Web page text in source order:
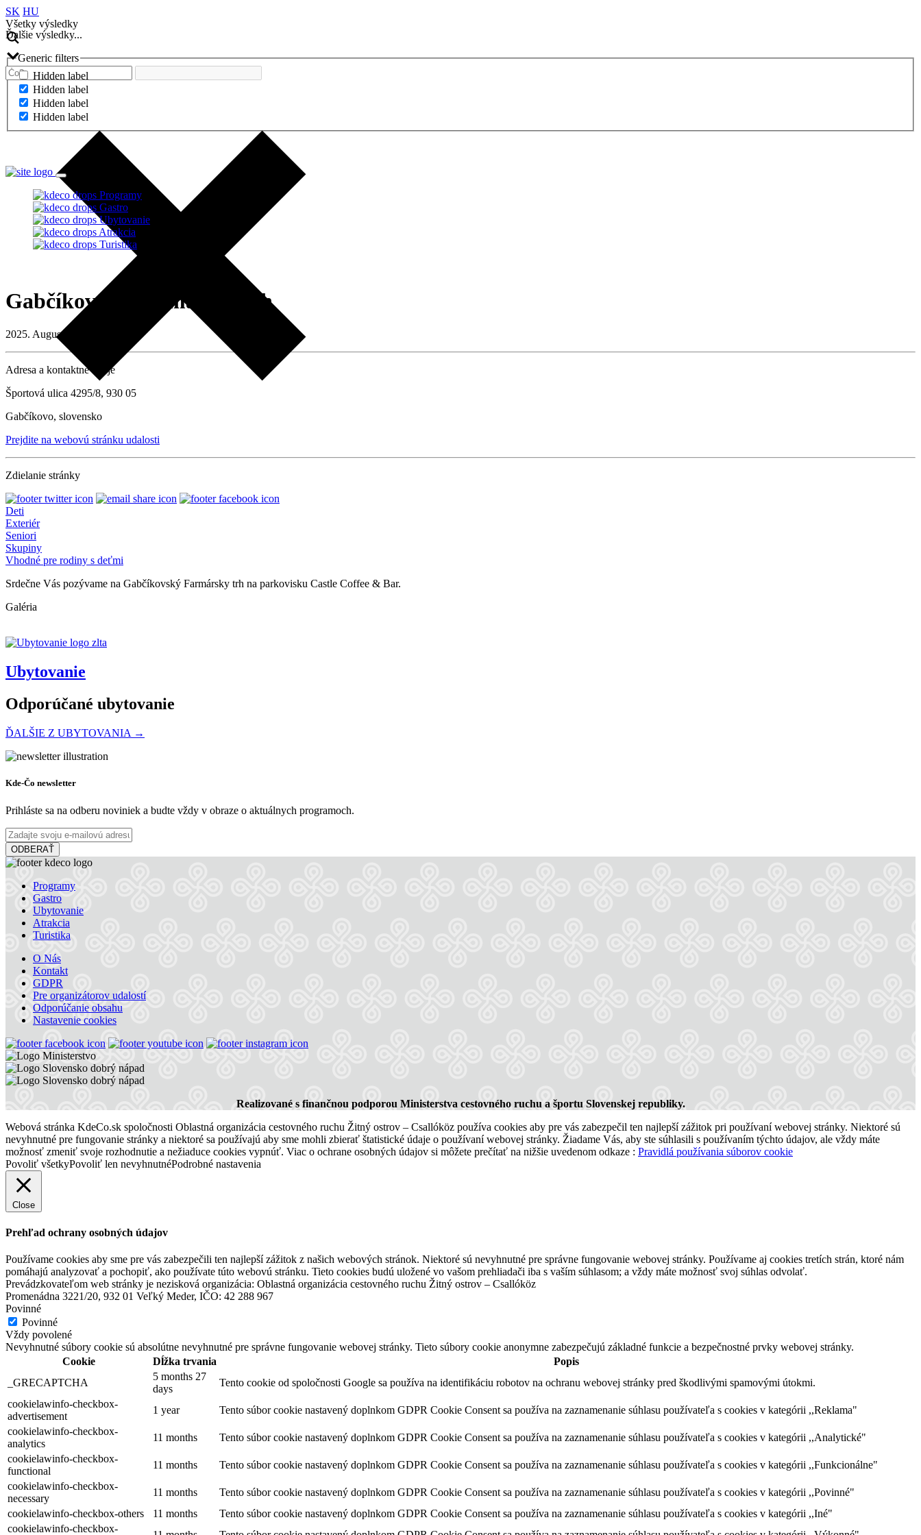
SK HU
Všetky výsledky
Ďalšie výsledky...
Generic filters
Hidden label
Hidden label
Hidden label
Hidden label
Ďalšie výsledky...
Programy
Gastro
Ubytovanie
Atrakcia
Turistika
Gabčíkovský Farmársky trh
2025. August 23. 08:00
Adresa a kontaktné údaje
Športová ulica 4295/8, 930 05
Gabčíkovo, slovensko
Prejdite na webovú stránku udalosti
Zdielanie stránky
Deti
Exteriér
Seniori
Skupiny
Vhodné pre rodiny s deťmi
Srdečne Vás pozývame na Gabčíkovský Farmársky trh na parkovisku Castle Coffee & Bar.
Galéria
Ubytovanie
Odporúčané ubytovanie
ĎALŠIE Z UBYTOVANIA →
Penzión Fortune
Dunajská Streda
Penzión
Hotel Thermalpark***
Hotel
Art Hotel Kaštieľ
Tomášov
Hotel
Hotel Amade Château
Vrakúň
Hotel
Apartmán Lenka
Veľký Meder
Apartmán
Hotel Legend
Hotel
Kde-Čo newsletter
Prihláste sa na odberu noviniek a budte vždy v obraze o aktuálnych programoch.
ODBERAŤ
Programy
Gastro
Ubytovanie
Atrakcia
Turistika
O Nás
Kontakt
GDPR
Pre organizátorov udalostí
Odporúčanie obsahu
Nastavenie cookies
Realizované s finančnou podporou Ministerstva cestovného ruchu a športu Slovenskej republiky.
Webová stránka KdeCo.sk spoločnosti Oblastná organizácia cestovného ruchu Žitný ostrov – Csallóköz používa cookies aby pre vás zabezpečil ten najlepší zážitok pri používaní webovej stránky. Niektoré sú
nevyhnutné pre fungovanie stránky a niektoré sa používajú aby sme mohli zbierať štatistické údaje o používaní webovej stránky. Žiadame Vás, aby ste súhlasili s používaním týchto údajov, ale vždy máte
možnosť zmeniť svoje rozhodnutie a nežiaduce cookies vypnúť. Viac o ochrane osobných údajov si môžete prečítať na nižšie uvedenom odkaze : Pravidlá používania súborov cookie
Povoliť všetkyPovoliť len nevyhnutnéPodrobné nastavenia
Close
Prehľad ochrany osobných údajov
Používame cookies aby sme pre vás zabezpečili ten najlepší zážitok z našich webových stránok. Niektoré sú nevyhnutné pre správne fungovanie webovej stránky. Používame aj cookies tretích strán, ktoré nám
pomáhajú analyzovať a pochopiť, ako používate túto webovú stránku. Tieto cookies budú uložené vo vašom prehliadači iba s vaším súhlasom; a vždy máte možnosť svoj súhlas odvolať.
Prevádzkovateľom web stránky je nezisková organizácia: Oblastná organizácia cestovného ruchu Žitný ostrov – Csallóköz
Promenádna 3221/20, 932 01 Veľký Meder, IČO: 42 288 967
Povinné
Povinné
Vždy povolené
Nevyhnutné súbory cookie sú absolútne nevyhnutné pre správne fungovanie webovej stránky. Tieto súbory cookie anonymne zabezpečujú základné funkcie a bezpečnostné prvky webovej stránky.
Cookie
Dĺžka trvania
Popis
_GRECAPTCHA
5 months 27
days
Tento cookie od spoločnosti Google sa používa na identifikáciu robotov na ochranu webovej stránky pred škodlivými spamovými útokmi.
cookielawinfo-checkbox-
advertisement
1 year
Tento súbor cookie nastavený doplnkom GDPR Cookie Consent sa používa na zaznamenanie súhlasu používateľa s cookies v kategórii ,,Reklama"
cookielawinfo-checkbox-
analytics
11 months
Tento súbor cookie nastavený doplnkom GDPR Cookie Consent sa používa na zaznamenanie súhlasu používateľa s cookies v kategórii ,,Analytické"
cookielawinfo-checkbox-
functional
11 months
Tento súbor cookie nastavený doplnkom GDPR Cookie Consent sa používa na zaznamenanie súhlasu používateľa s cookies v kategórii ,,Funkcionálne"
cookielawinfo-checkbox-
necessary
11 months
Tento súbor cookie nastavený doplnkom GDPR Cookie Consent sa používa na zaznamenanie súhlasu používateľa s cookies v kategórii ,,Povinné"
cookielawinfo-checkbox-others
11 months
Tento súbor cookie nastavený doplnkom GDPR Cookie Consent sa používa na zaznamenanie súhlasu používateľa s cookies v kategórii ,,Iné"
cookielawinfo-checkbox-